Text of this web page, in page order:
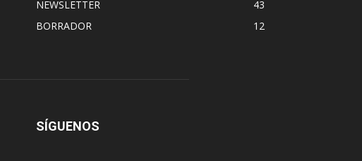
NEWSLETTER
43
BORRADOR
12
SÍGUENOS